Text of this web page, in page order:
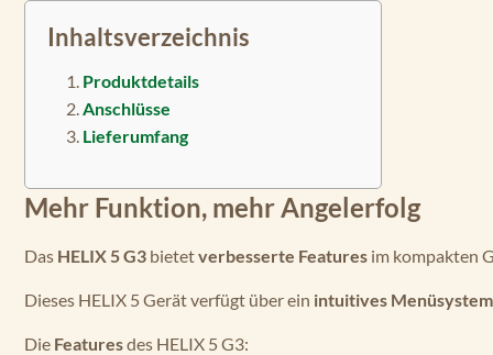
Inhaltsverzeichnis
Produktdetails
Anschlüsse
Lieferumfang
Mehr Funktion, mehr Angelerfolg
Das HELIX 5 G3 bietetverbesserte Features im kompakten
Dieses HELIX 5 Gerät verfügt über ein intuitives Menüsystem
Die Featuresdes HELIX 5 G3: